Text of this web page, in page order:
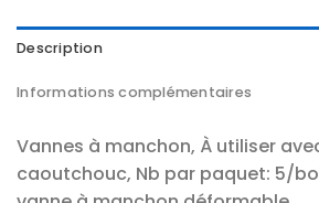
Description
Informations complémentaires
Vannes à manchon, À utiliser
caoutchouc, Nb par paquet: 5/